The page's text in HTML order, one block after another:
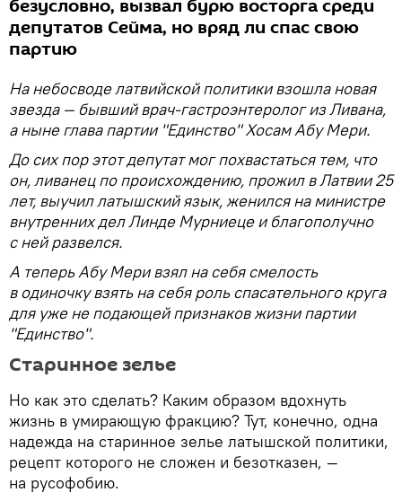
безусловно, вызвал бурю восторга среди
депутатов Сейма, но вряд ли спас свою
партию
На небосводе латвийской политики взошла новая
звезда — бывший врач-гастроэнтеролог из Ливана,
а ныне глава партии "Единство" Хосам Абу Мери.
До сих пор этот депутат мог похвастаться тем, что
он, ливанец по происхождению, прожил в Латвии 25
лет, выучил латышский язык, женился на министре
внутренних дел Линде Мурниеце и благополучно
с ней развелся.
А теперь Абу Мери взял на себя смелость
в одиночку взять на себя роль спасательного круга
для уже не подающей признаков жизни партии
"Единство".
Старинное зелье
Но как это сделать? Каким образом вдохнуть
жизнь в умирающую фракцию? Тут, конечно, одна
надежда на старинное зелье латышской политики,
рецепт которого не сложен и безотказен, —
на русофобию.